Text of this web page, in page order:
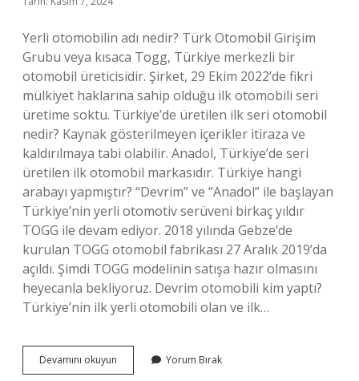
Yerli otomobilin adı nedir? Türk Otomobil Girişim
Grubu veya kısaca Togg, Türkiye merkezli bir
otomobil üreticisidir. Şirket, 29 Ekim 2022’de fikri
mülkiyet haklarına sahip olduğu ilk otomobili seri
üretime soktu. Türkiye’de üretilen ilk seri otomobil
nedir? Kaynak gösterilmeyen içerikler itiraza ve
kaldırılmaya tabi olabilir. Anadol, Türkiye’de seri
üretilen ilk otomobil markasıdır. Türkiye hangi
arabayı yapmıştır? “Devrim” ve “Anadol” ile başlayan
Türkiye’nin yerli otomotiv serüveni birkaç yıldır
TOGG ile devam ediyor. 2018 yılında Gebze’de
kurulan TOGG otomobil fabrikası 27 Aralık 2019’da
açıldı. Şimdi TOGG modelinin satışa hazır olmasını
heyecanla bekliyoruz. Devrim otomobili kim yaptı?
Türkiye’nin ilk yerli otomobili olan ve ilk…
Devamını okuyun Türkiyenin
Ilk
Yorum Bırak